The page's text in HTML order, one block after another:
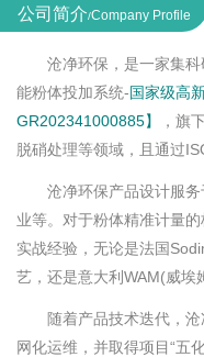
公司简介/Company Profile
沧净环保，是一家集
能粉体投加系统-国家级高
GR202341000885】
，旗
脱硝处理等领域，且通过
沧净环保产品设计服
业等。对于粉体精准计量
实战经验，无论是法国
艺，还是意大利WAM(威埃
随着产品技术迭代，
网化运维，并取得项目“五